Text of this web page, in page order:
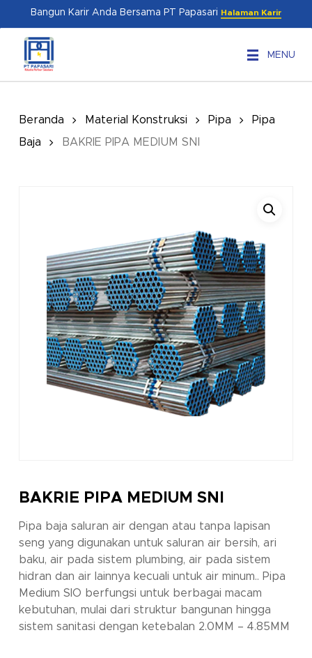
content
Bangun Karir Anda Bersama PT Papasari Halaman Karir
MENU
Beranda Material Konstruksi Pipa
Pipa
Baja
BAKRIE PIPA MEDIUM SNI
BAKRIE PIPA MEDIUM SNI
Pipa baja saluran air dengan atau tanpa lapisan
seng yang digunakan untuk saluran air bersih, ari
baku, air pada sistem plumbing, air pada sistem
hidran dan air lainnya kecuali untuk air minum.. Pipa
Medium SIO berfungsi untuk berbagai macam
kebutuhan, mulai dari struktur bangunan hingga
sistem sanitasi dengan ketebalan 2.0MM – 4.85MM
Menu